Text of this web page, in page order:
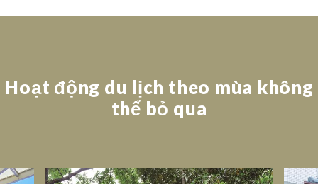
Hoạt động du lịch theo mùa không
thể bỏ qua